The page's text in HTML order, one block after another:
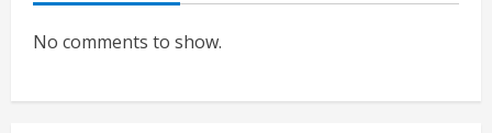
No comments to show.